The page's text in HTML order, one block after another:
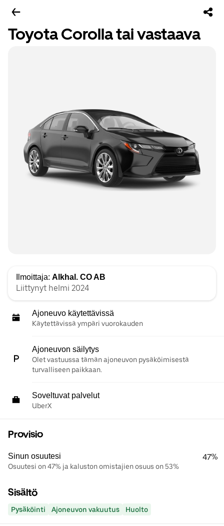
Toyota Corolla tai vastaava
Ilmoittaja: Alkhal. CO AB
Liittynyt helmi 2024
Ajoneuvo käytettävissä
Käytettävissä ympäri vuorokauden
Ajoneuvon säilytys
Olet vastuussa tämän ajoneuvon pysäköimisestä
turvalliseen paikkaan.
Soveltuvat palvelut
UberX
Provisio
Sinun osuutesi
Osuutesi on 47% ja kaluston omistajien osuus on 53%
47%
Sisältö
Pysäköinti Ajoneuvon vakuutus Huolto